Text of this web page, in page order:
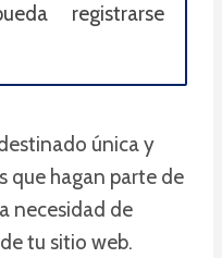
registrarse
única y
que hagan parte de
necesidad de
tu sitio web.